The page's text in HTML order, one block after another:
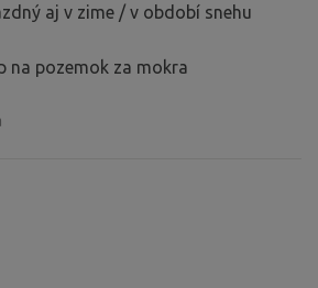
aj v zime / v období snehu
na pozemok za mokra